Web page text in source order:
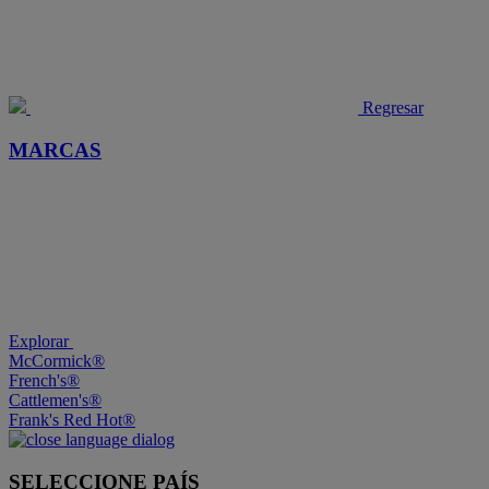
Regresar
MARCAS
Explorar
McCormick®
French's®
Cattlemen's®
Frank's Red Hot®
SELECCIONE PAÍS